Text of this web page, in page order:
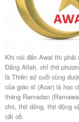
Khi nói đến Awal thì
Đấng Allah, chỉ thờ
là Thiên sứ cuối cùng
của giáo sĩ (Acar) là học
tháng Ramadan
chó, thịt dông, thịt động
cắt cổ.